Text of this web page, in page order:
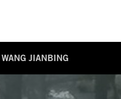
JIANBING